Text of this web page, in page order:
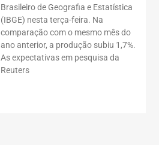
Brasileiro de Geografia e Estatística
(IBGE) nesta terça-feira. Na
comparação com o mesmo mês do
ano anterior, a produção subiu 1,7%.
As expectativas em pesquisa da
Reuters